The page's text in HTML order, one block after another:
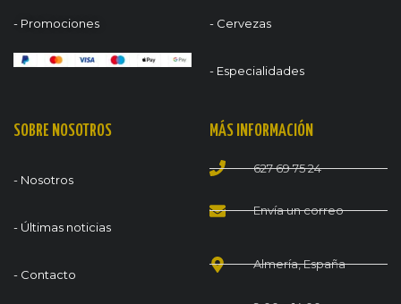
- Promociones - Cervezas
- Especialidades
SOBRE NOSOTROS
- Nosotros
- Últimas noticias
- Contacto
MÁS INFORMACIÓN
627 69 75 24
Envía un correo
Almería, España